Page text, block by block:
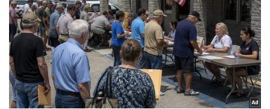
Sức khỏe
Dinh dưỡng - món ngon
Cây thuốc
Đời sống
Nhà đẹp
Blog